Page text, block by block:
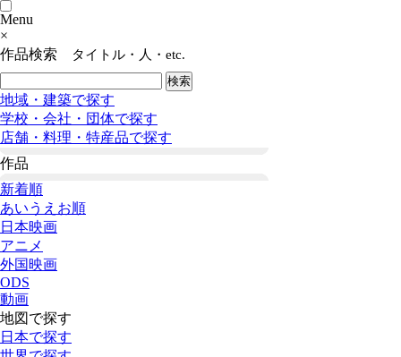
Menu
×
作品検索
タイトル・人・etc.
地域・建築で探す
学校・会社・団体で探す
店舗・料理・特産品で探す
作品
新着順
あいうえお順
日本映画
アニメ
外国映画
ODS
動画
地図で探す
日本で探す